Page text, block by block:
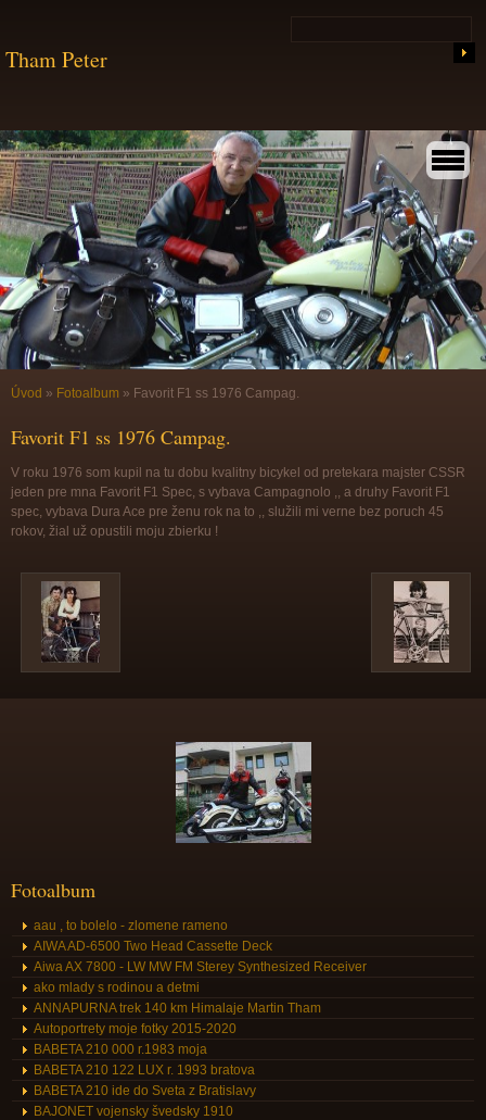
Tham Peter
Úvod » Fotoalbum » Favorit F1 ss 1976 Campag.
Favorit F1 ss 1976 Campag.
V roku 1976 som kupil na tu dobu kvalitny bicykel od pretekara majster CSSR
jeden pre mna Favorit F1 Spec, s vybava Campagnolo ,, a druhy Favorit F1
spec, vybava Dura Ace pre ženu rok na to ,, služili mi verne bez poruch 45
rokov, žial už opustili moju zbierku !
Fotoalbum
aau , to bolelo - zlomene rameno
AIWA AD-6500 Two Head Cassette Deck
Aiwa AX 7800 - LW MW FM Sterey Synthesized Receiver
ako mlady s rodinou a detmi
ANNAPURNA trek 140 km Himalaje Martin Tham
Autoportrety moje fotky 2015-2020
BABETA 210 000 r.1983 moja
BABETA 210 122 LUX r. 1993 bratova
BABETA 210 ide do Sveta z Bratislavy
BAJONET vojensky švedsky 1910